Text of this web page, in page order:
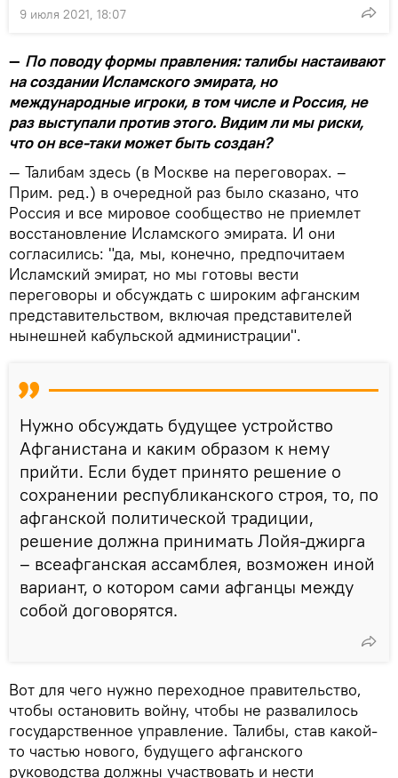
9 июля 2021, 18:07
— По поводу формы правления: талибы настаивают
на создании Исламского эмирата, но
международные игроки, в том числе и Россия, не
раз выступали против этого. Видим ли мы риски,
что он все-таки может быть создан?
— Талибам здесь (в Москве на переговорах. –
Прим. ред.) в очередной раз было сказано, что
Россия и все мировое сообщество не приемлет
восстановление Исламского эмирата. И они
согласились: "да, мы, конечно, предпочитаем
Исламский эмират, но мы готовы вести
переговоры и обсуждать с широким афганским
представительством, включая представителей
нынешней кабульской администрации".
Нужно обсуждать будущее устройство
Афганистана и каким образом к нему
прийти. Если будет принято решение о
сохранении республиканского строя, то, по
афганской политической традиции,
решение должна принимать Лойя-джирга
– всеафганская ассамблея, возможен иной
вариант, о котором сами афганцы между
собой договорятся.
Вот для чего нужно переходное правительство,
чтобы остановить войну, чтобы не развалилось
государственное управление. Талибы, став какой-
то частью нового, будущего афганского
руководства должны участвовать и нести